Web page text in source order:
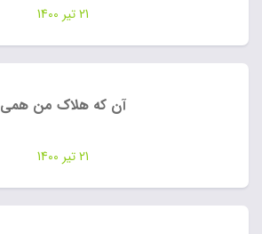
21 تیر 1400
آن که هلاک من همی
21 تیر 1400